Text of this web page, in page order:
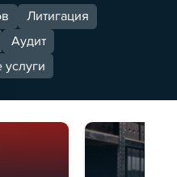
Литигация
Аудит